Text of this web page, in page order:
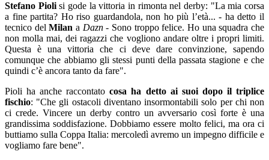
Stefano Piolisi gode la vittoria in rimonta nel derby: "La mia corsa
a fine partita? Ho riso guardandola, non ho più l’età... - ha detto il
tecnico delMilan a Dazn- Sono troppo felice. Ho una squadra che
non molla mai, dei ragazzi che vogliono andare oltre i propri limiti.
Questa è una vittoria che ci deve dare convinzione, sapendo
comunque che abbiamo gli stessi punti della passata stagione e che
quindi c’è ancora tanto da fare".
Pioli ha anche raccontatocosa ha detto ai suoi dopo il triplice
fischio: "Che gli ostacoli diventano insormontabili solo per chi non
ci crede. Vincere un derby contro un avversario così forte è una
grandissima soddisfazione. Dobbiamo essere molto felici, ma ora ci
buttiamo sulla Coppa Italia: mercoledì avremo un impegno difficile e
vogliamo fare bene".